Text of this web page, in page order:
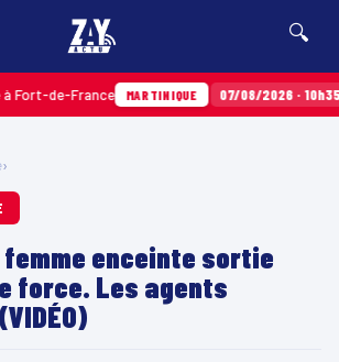
🔍
France MARTINIQUE 07/08/2026 · 10h35
›
femme enceinte sortie
force. Les agents